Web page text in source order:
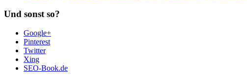
Und sonst so?
Google+
Pinterest
Twitter
Xing
SEO-Book.de